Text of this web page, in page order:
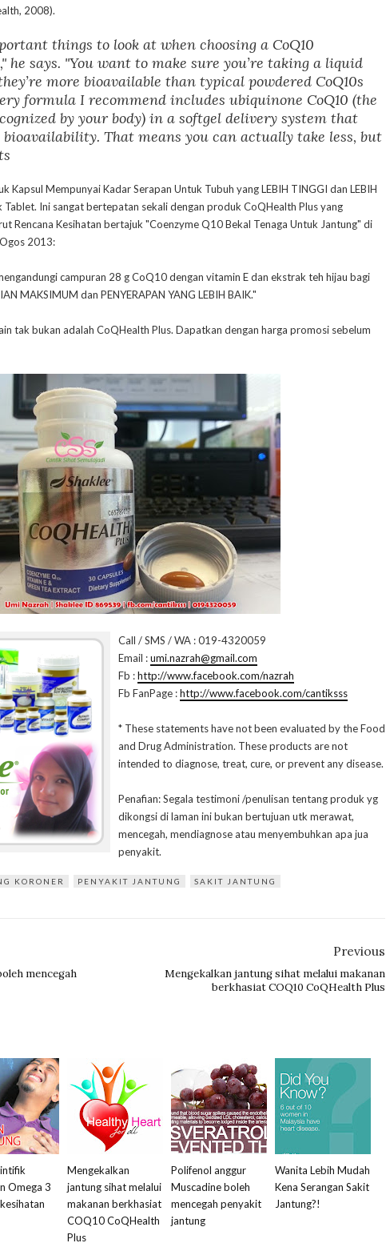
2008).
things to look at when choosing a CoQ10
he says. "You want to make sure you’re taking a liquid
more bioavailable than typical powdered CoQ10s
formula I recommend includes ubiquinone CoQ10 (the
by your body) in a softgel delivery system that
That means you can actually take less, but
Kapsul Mempunyai Kadar Serapan Untuk Tubuh yang LEBIH TINGGI dan LEBIH
Ini sangat bertepatan sekali dengan produk CoQHealth Plus yang
Rencana Kesihatan bertajuk "Coenzyme Q10 Bekal Tenaga Untuk Jantung" di
2013:
campuran 28 g CoQ10 dengan vitamin E dan ekstrak teh hijau bagi
MAKSIMUM dan PENYERAPAN YANG LEBIH BAIK."
tak bukan adalah CoQHealth Plus. Dapatkan dengan harga promosi sebelum
Call / SMS / WA : 019-4320059
Email :umi.nazrah@gmail.com
Fb :http://www.facebook.com/nazrah
Fb FanPage :http://www.facebook.com/cantiksss
* These statements have not been evaluated by the Food
and Drug Administration. These products are not
intended to diagnose, treat, cure, or prevent any disease.
Penafian: Segala testimoni /penulisan tentang produk yg
dikongsi di laman ini bukan bertujuan utk merawat,
mencegah, mendiagnose atau menyembuhkan apa jua
penyakit.
KORONER PENYAKIT JANTUNG SAKIT JANTUNG
mencegah
Previous
Mengekalkan jantung sihat melalui makanan
berkhasiat COQ10 CoQHealth Plus
Omega 3
Mengekalkan
jantung sihat melalui
makanan berkhasiat
COQ10 CoQHealth
Plus
Polifenol anggur
Muscadine boleh
mencegah penyakit
jantung
Wanita Lebih Mudah
Kena Serangan Sakit
Jantung?!